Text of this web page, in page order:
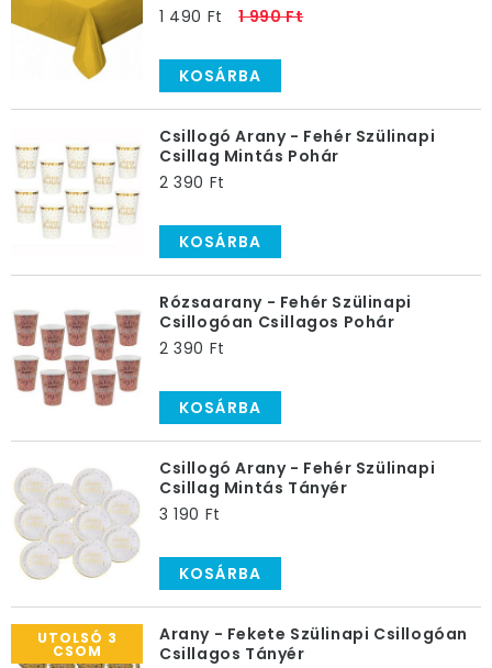
1 490 Ft
1 990 Ft
KOSÁRBA
Csillogó Arany - Fehér Szülinapi
Csillag Mintás Pohár
2 390 Ft
KOSÁRBA
Rózsaarany - Fehér Szülinapi
Csillogóan Csillagos Pohár
2 390 Ft
KOSÁRBA
Csillogó Arany - Fehér Szülinapi
Csillag Mintás Tányér
3 190 Ft
KOSÁRBA
UTOLSÓ 3
CSOM
Arany - Fekete Szülinapi Csillogóan
Csillagos Tányér